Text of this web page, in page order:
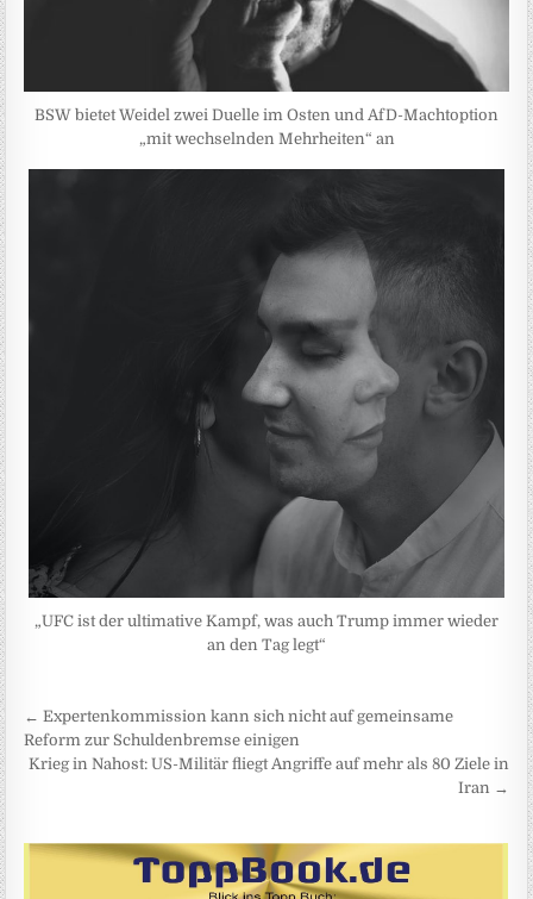
BSW bietet Weidel zwei Duelle im Osten und AfD-Machtoption
„mit wechselnden Mehrheiten“ an
„UFC ist der ultimative Kampf, was auch Trump immer wieder
an den Tag legt“
Beitragsnavigation
← Expertenkommission kann sich nicht auf gemeinsame
Reform zur Schuldenbremse einigen
Krieg in Nahost: US-Militär fliegt Angriffe auf mehr als 80 Ziele in
Iran →